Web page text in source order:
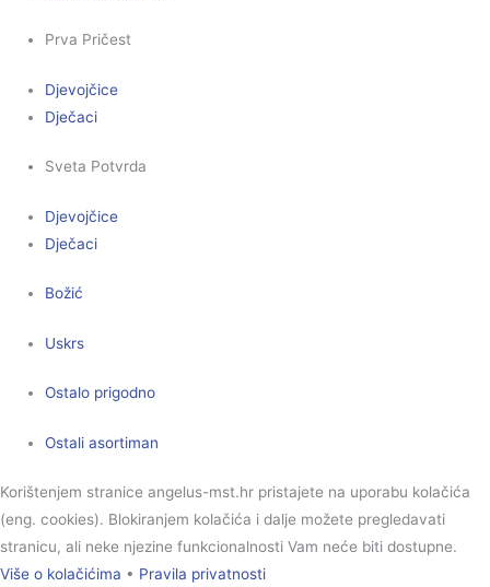
Prva Pričest
Djevojčice
Dječaci
Sveta Potvrda
Djevojčice
Dječaci
Božić
Uskrs
Ostalo prigodno
Ostali asortiman
Korištenjem stranice angelus-mst.hr pristajete na uporabu kolačića
(eng. cookies). Blokiranjem kolačića i dalje možete pregledavati
stranicu, ali neke njezine funkcionalnosti Vam neće biti dostupne.
Više o kolačićima • Pravila privatnosti